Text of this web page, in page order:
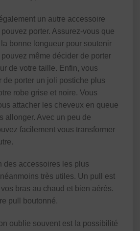
un autre accessoire
porter. Assurez-vous que
la bonne longueur pour soutenir
même décider de porter
de votre taille. Enfin, vous
de porter un joli postiche plus
robe grise et noire. Vous
attacher les cheveux en queue
allonger. Avec un peu de
facilement vous transformer
des accessoires les plus
très utiles. Un pull est
bras au chaud et bien aérés.
pull boutonné.
oublie souvent est la possibilité